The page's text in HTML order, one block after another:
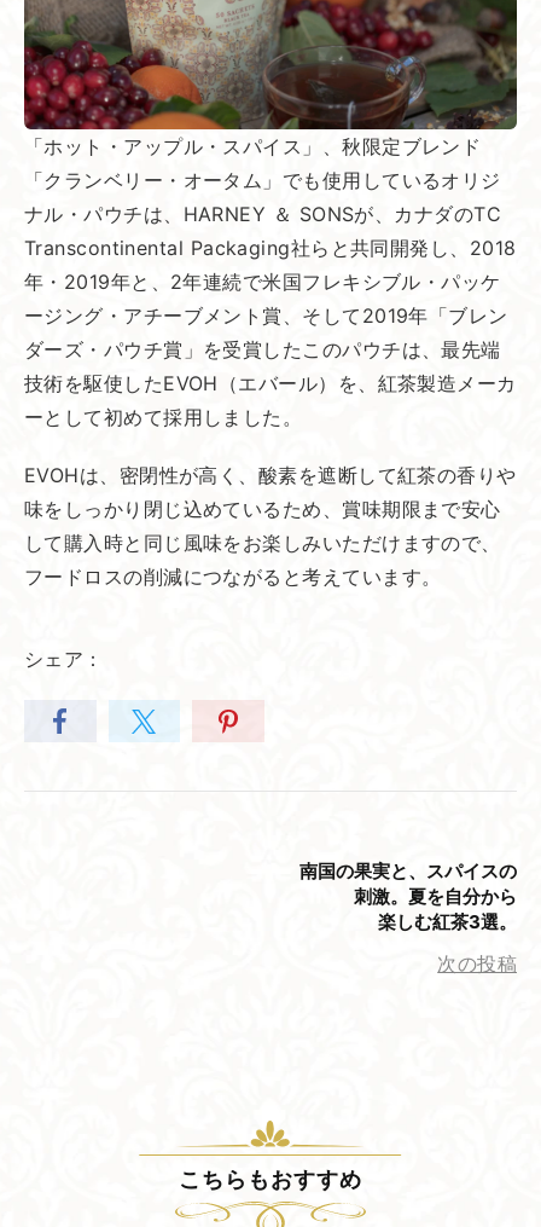
「ホット・アップル・スパイス」、秋限定ブレンド
「クランベリー・オータム」でも使用しているオリジ
ナル・パウチは、HARNEY ＆ SONSが、カナダのTC
Transcontinental Packaging社らと共同開発し、2018
年・2019年と、2年連続で米国フレキシブル・パッケ
ージング・アチーブメント賞、そして2019年「ブレン
ダーズ・パウチ賞」を受賞したこのパウチは、最先端
技術を駆使したEVOH（エバール）を、紅茶製造メーカ
ーとして初めて採用しました。
EVOHは、密閉性が高く、酸素を遮断して紅茶の香りや
味をしっかり閉じ込めているため、賞味期限まで安心
して購入時と同じ風味をお楽しみいただけますので、
フードロスの削減につながると考えています。
シェア：
南国の​果実と、​スパイスの​
刺激。​夏を​自分から​
楽しむ紅茶3選。
次の投稿
こちらも​おすすめ